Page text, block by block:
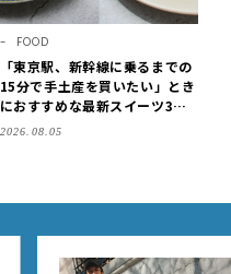
FOOD
「東京駅、新幹線に乗るまでの
15分で手土産を買いたい」とき
におすすめな最新スイーツ3選
【東京駅改札内・朝8時開店】
2026.08.05